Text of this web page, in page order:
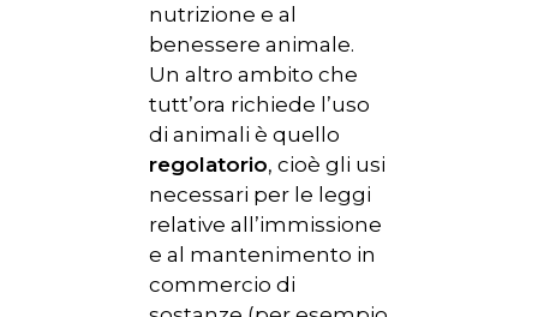
nutrizione e al
benessere animale.
Un altro ambito che
tutt’ora richiede l’uso
di animali è quello
regolatorio, cioè gli usi
necessari per le leggi
relative all’immissione
e al mantenimento in
commercio di